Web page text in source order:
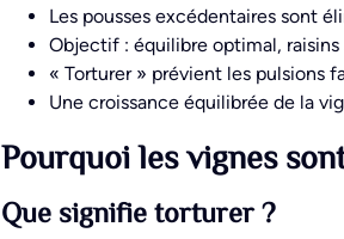
Les pousses excédentaires sont
Objectif : équilibre optimal,
« Torturer » prévient les pulsions
Une croissance équilibrée de la
Pourquoi les vignes
Que signifie torturer ?